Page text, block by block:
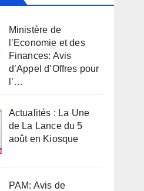
Ministère de
l’Economie et des
Finances: Avis
d’Appel d’Offres pour
l’…
Actualités : La Une
de La Lance du 5
août en Kiosque
PAM: Avis de